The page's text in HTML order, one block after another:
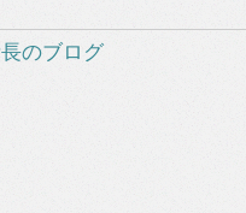
のブログ